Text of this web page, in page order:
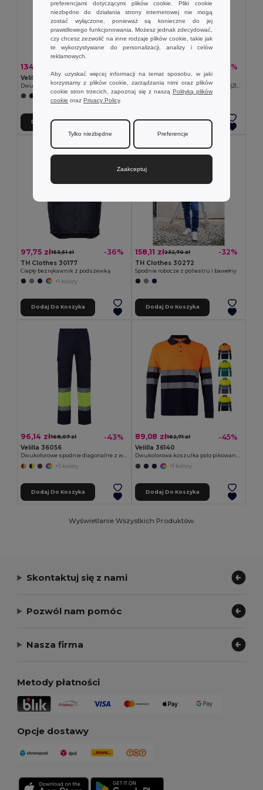
134,63 zł
Velilla 36021
Dwukolorowe, elastyczne spodnie z wieloma kieszeniami (240 g/m²), z bawełny (46%), EME (38%) i poliestru (16%)
Dodaj Do Koszyka
-36%
Velilla 36052
+6 kolory
Dodaj Do Koszyka
97,75 zł153,51 zł -36%
TH Clothes 30177
Ciepły bezrękawnik z podszewką
+1 kolory
Dodaj Do Koszyka
158,11 zł232,70 zł -32%
TH Clothes 30272
Spodnie robocze z poliestru i bawełny
Dodaj Do Koszyka
96,14 zł168,07 zł -43%
Velilla 36056
Dwukolorowe spodnie diagonalne z wieloma kieszeniami (210 g/m²), z bawełny (20%) i poliestru (80%)
+5 kolory
Dodaj Do Koszyka
89,08 zł162,71 zł -45%
Velilla 36140
Dwukolorowa koszulka polo pikowana (150 g/m²) z długim rękawem, z bawełny (55%) i poliestru (45%)
+1 kolory
Dodaj Do Koszyka
Wyświetlanie Wszystkich Produktów.
Skontaktuj się z nami
Pozwól nam pomóc
Nasza firma
Metody płatności
Opcje dostawy
preferencjami dotyczącymi plików cookie. Pliki cookie
niezbędne do działania strony internetowej nie mogą
zostać wyłączone, ponieważ są konieczne do jej
prawidłowego funkcjonowania. Możesz jednak zdecydować,
czy chcesz zezwolić na inne rodzaje plików cookie, takie jak
te wykorzystywane do personalizacji, analizy i celów
reklamowych.
Aby uzyskać więcej informacji na temat sposobu, w jaki
korzystamy z plików cookie, zarządzania nimi oraz plików
cookie stron trzecich, zapoznaj się z naszą Polityką plików
cookie oraz Privacy Policy.
Tylko niezbędne Preferencje
Zaakceptuj